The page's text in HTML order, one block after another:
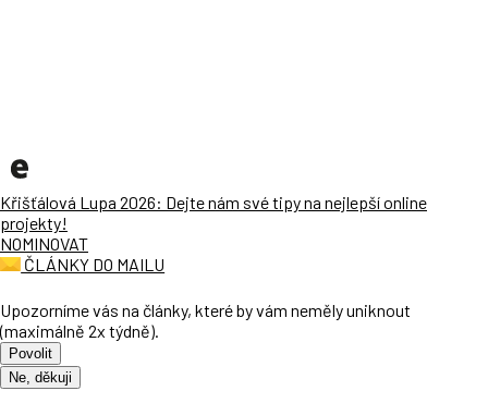
Křišťálová Lupa 2026: Dejte nám své tipy na nejlepší online
projekty!
NOMINOVAT
ČLÁNKY DO MAILU
Upozorníme vás na články, které by vám neměly uniknout
(maximálně 2x týdně).
Povolit
Ne, děkuji